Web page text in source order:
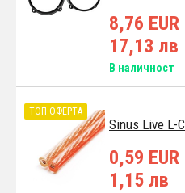
8,76 EUR
17,13 лв
В наличност
Sinus Live L-
ТОП ОФЕРТА
0,59 EUR
1,15 лв